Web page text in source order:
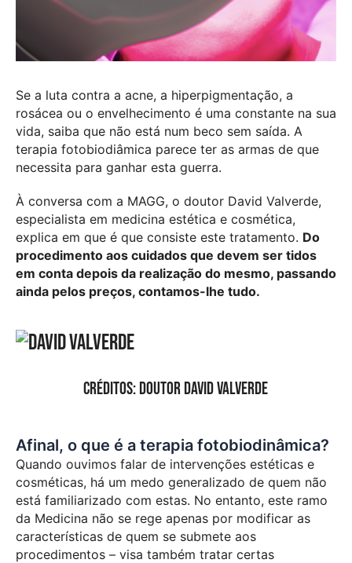
Se a luta contra a acne, a hiperpigmentação, a
rosácea ou o envelhecimento é uma constante na sua
vida, saiba que não está num beco sem saída. A
terapia fotobiodiâmica parece ter as armas de que
necessita para ganhar esta guerra.
À conversa com a MAGG, o doutor David Valverde,
especialista em medicina estética e cosmética,
explica em que é que consiste este tratamento. Do
procedimento aos cuidados que devem ser tidos
em conta depois da realização do mesmo, passando
ainda pelos preços, contamos-lhe tudo.
créditos: Doutor David Valverde
Afinal, o que é a terapia fotobiodinâmica?
Quando ouvimos falar de intervenções estéticas e
cosméticas, há um medo generalizado de quem não
está familiarizado com estas. No entanto, este ramo
da Medicina não se rege apenas por modificar as
características de quem se submete aos
procedimentos – visa também tratar certas